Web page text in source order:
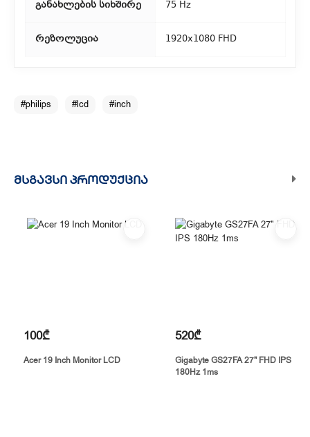
განახლების სიხშირე 75 Hz
რეზოლუცია 1920x1080 FHD
#philips #lcd #inch
ᲛᲡᲒᲐᲕᲡᲘ ᲞᲠᲝᲓᲣᲥᲪᲘᲐ
100₾
Acer 19 Inch Monitor LCD
520₾
Gigabyte GS27FA 27" FHD IPS
180Hz 1ms